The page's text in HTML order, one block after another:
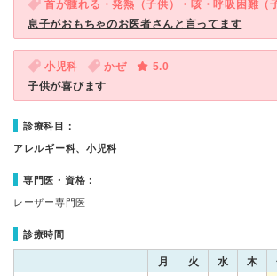
首が腫れる・発熱（子供）・咳・呼吸困難（
息子がおもちゃのお医者さんと言ってます
小児科 かぜ
5.0
子供が喜びます
診療科目：
アレルギー科、小児科
専門医・資格：
レーザー専門医
診療時間
月 火 水 木